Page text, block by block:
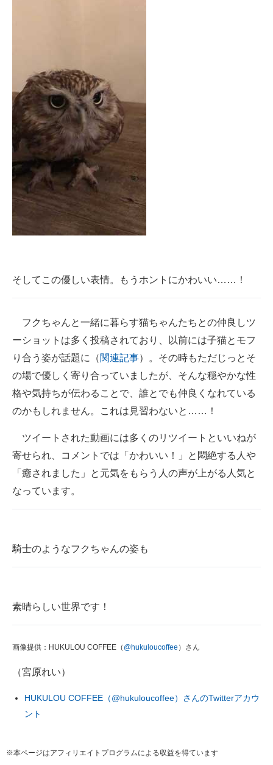
そしてこの優しい表情。もうホントにかわいい……！
フクちゃんと一緒に暮らす猫ちゃんたちとの仲良しツ
ーショットは多く投稿されており、以前には子猫とモフ
り合う姿が話題に（関連記事）。その時もただじっとそ
の場で優しく寄り合っていましたが、そんな穏やかな性
格や気持ちが伝わることで、誰とでも仲良くなれている
のかもしれません。これは見習わないと……！
ツイートされた動画には多くのリツイートといいねが
寄せられ、コメントでは「かわいい！」と悶絶する人や
「癒されました」と元気をもらう人の声が上がる人気と
なっています。
騎士のようなフクちゃんの姿も
素晴らしい世界です！
画像提供：HUKULOU COFFEE（ @hukuloucoffee ）さん
（宮原れい）
HUKULOU COFFEE（@hukuloucoffee）さんのTwitterアカウ
ント
※本ページはアフィリエイトプログラムによる収益を得ています